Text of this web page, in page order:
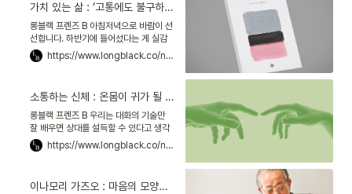
가치 있는 삶 : ‘고통에도 불구하고’가 아니라, ‘고통 덕분에’
롱블랙 프렌즈 B 아침저녁으로 바람이 선
선합니다. 하반기에 들어섰다는 게 실감
나요. ‘올 초에 결심했던 일들을 얼마큼 이
루었나’ 생각하니, 마음이 조금 무겁네요.
https://www.longblack.co/note/809
소통하는 신체 : 온몸이 귀가 될 때, 마음을 얻는 대화는 시작된다
롱블랙 프렌즈 B 우리는 대화의 기술만
잘 배우면 상대를 설득할 수 있다고 생각
해요. 하지만 아니에요. 소통은 입으로만
하는 게 아니라 몸으로 하는 겁니다. 상대
https://www.longblack.co/note/814
이나모리 가즈오 : 마음의 모양에 따라, 인생이라는 그림은 바뀐다